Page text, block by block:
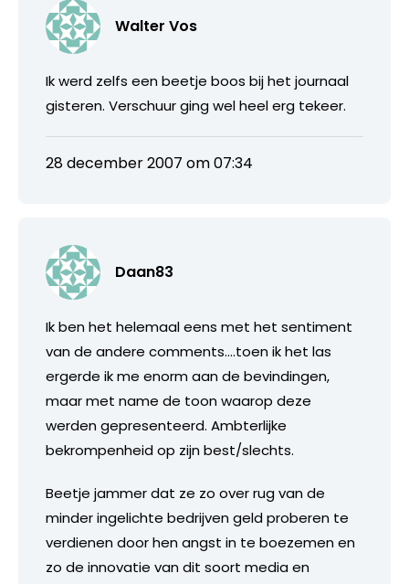
Walter Vos
Ik werd zelfs een beetje boos bij het journaal
gisteren. Verschuur ging wel heel erg tekeer.
28 december 2007 om 07:34
Daan83
Ik ben het helemaal eens met het sentiment
van de andere comments….toen ik het las
ergerde ik me enorm aan de bevindingen,
maar met name de toon waarop deze
werden gepresenteerd. Ambterlijke
bekrompenheid op zijn best/slechts.
Beetje jammer dat ze zo over rug van de
minder ingelichte bedrijven geld proberen te
verdienen door hen angst in te boezemen en
zo de innovatie van dit soort media en